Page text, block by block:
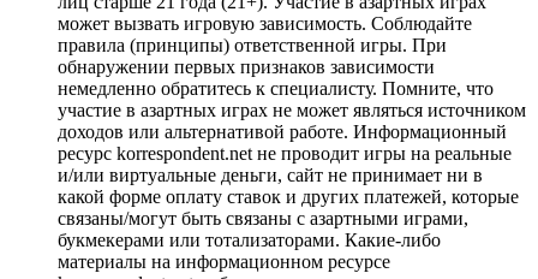
может вызвать игровую зависимость. Соблюдайте
правила (принципы) ответственной игры. При
обнаружении первых признаков зависимости
немедленно обратитесь к специалисту. Помните, что
участие в азартных играх не может являться источником
доходов или альтернативой работе. Информационный
ресурс korrespondent.net не проводит игры на реальные
и/или виртуальные деньги, сайт не принимает ни в
какой форме оплату ставок и других платежей, которые
связаны/могут быть связаны с азартными играми,
букмекерами или тотализаторами. Какие-либо
материалы на информационном ресурсе